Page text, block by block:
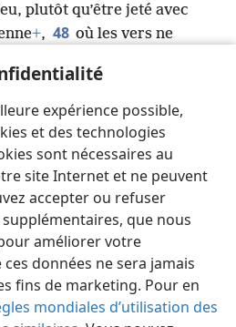
expérience possible,
et des technologies
sont nécessaires au
site Internet et ne peuvent
accepter ou refuser
que nous
améliorer votre
données ne sera jamais
fins de marketing. Pour en
mondiales d’utilisation des
plutôt qu’être jeté avec
+, 48 où les vers ne
doit être salé par le feu
mais s’il perd son pouvoir de
vous+? Ayez du sel en
en paix entre vous+. »
Partager Préférences
Bible and Tract Society of Pennsylvania
Règles de confidentialité
JW.ORG Se connecter